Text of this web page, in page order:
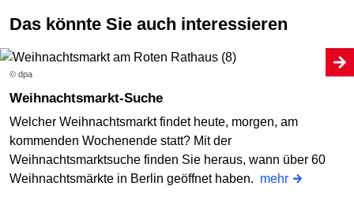
Das könnte Sie auch interessieren
© dpa
Weihnachtsmarkt-Suche
Welcher Weihnachtsmarkt findet heute, morgen, am
kommenden Wochenende statt? Mit der
Weihnachtsmarktsuche finden Sie heraus, wann über 60
Weihnachtsmärkte in Berlin geöffnet haben. mehr